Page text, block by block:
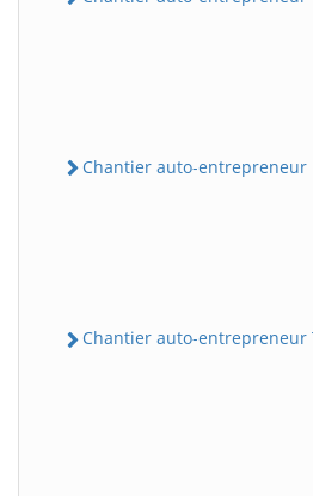
Chantier auto-entrepreneur
Chantier auto-entrepreneur